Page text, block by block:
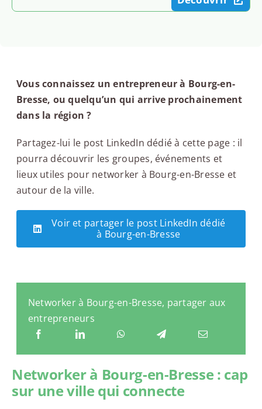
Vous connaissez un entrepreneur à Bourg-en-
Bresse, ou quelqu’un qui arrive prochainement
dans la région ?
Partagez-lui le post LinkedIn dédié à cette page : il
pourra découvrir les groupes, événements et
lieux utiles pour networker à Bourg-en-Bresse et
autour de la ville.
Voir et partager le post LinkedIn dédié
à Bourg-en-Bresse
Networker à Bourg-en-Bresse, partager aux
entrepreneurs
Networker à Bourg-en-Bresse : cap
sur une ville qui connecte